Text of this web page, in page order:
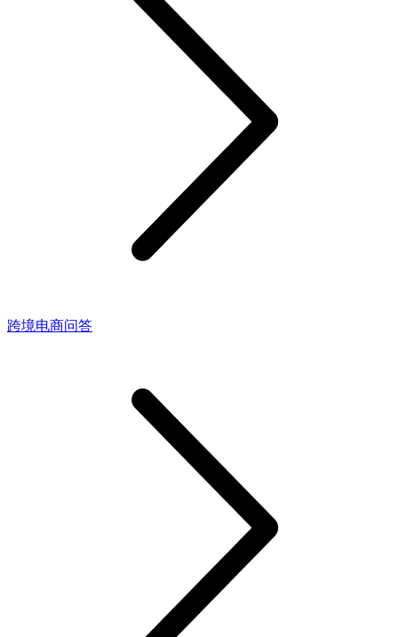
跨境电商问答